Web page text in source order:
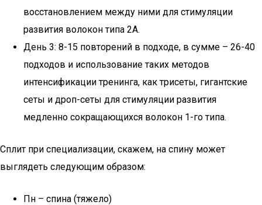
восстановлением между ними для стимуляции
развития волокон типа 2А.
День 3: 8-15 повторений в подходе, в сумме – 26-40
подходов и использование таких методов
интенсификации тренинга, как трисеты, гигантские
сеты и дроп-сеты для стимуляции развития
медленно сокращающихся волокон 1-го типа.
Сплит при специализации, скажем, на спину может
выглядеть следующим образом:
Пн – спина (тяжело)